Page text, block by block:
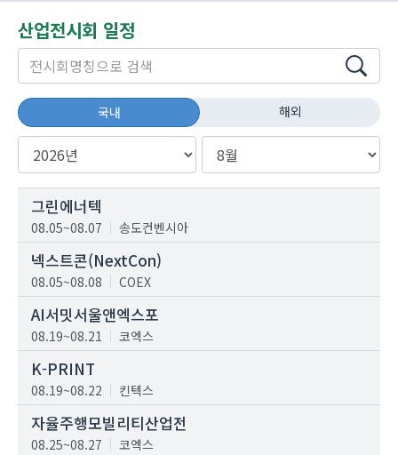
산업전시회 일정
국내 해외
그린에너텍
08.05~08.07 송도컨벤시아
넥스트콘(NextCon)
08.05~08.08 COEX
AI서밋서울앤엑스포
08.19~08.21 코엑스
K-PRINT
08.19~08.22 킨텍스
자율주행모빌리티산업전
08.25~08.27 코엑스